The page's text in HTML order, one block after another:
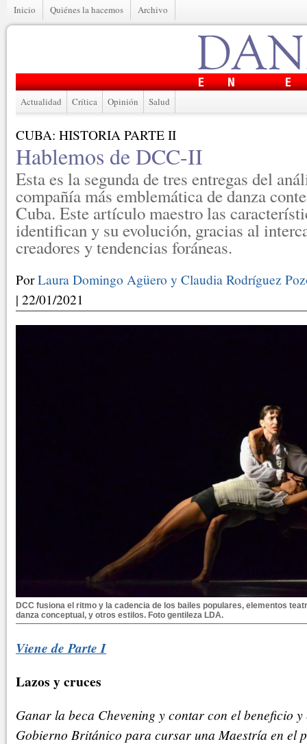
Inicio Quiénes la hacemos Archivo
Actualidad Crítica Opinión Salud
CUBA: HISTORIA PARTE II
Hablemos de DCC-II
Esta es la segunda de tres entregas del
compañía más emblemática de danza
Cuba. Este artículo maestro las
identifican y su evolución, gracias al
creadores y tendencias foráneas.
PorLaura Domingo Agüero y Claudia Rodríguez
| 22/01/2021
DCC fusiona el ritmo y la cadencia de los bailes populares, elementos
danza conceptual, y otros estilos. Foto gentileza LDA.
Viene de Parte I
Lazos y cruces
Ganar la beca Chevening y contar con el beneficio
Gobierno Británico para cursar una Maestría en el